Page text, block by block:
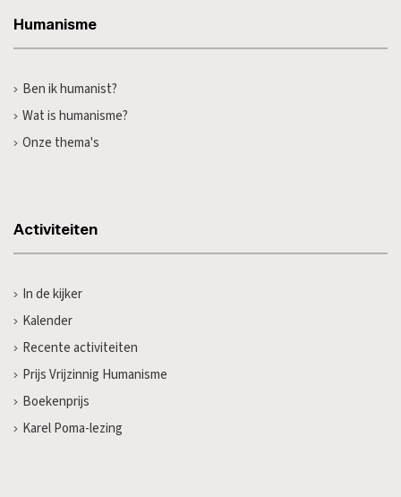
Humanisme
Ben ik humanist?
Wat is humanisme?
Onze thema's
Activiteiten
In de kijker
Kalender
Recente activiteiten
Prijs Vrijzinnig Humanisme
Boekenprijs
Karel Poma-lezing